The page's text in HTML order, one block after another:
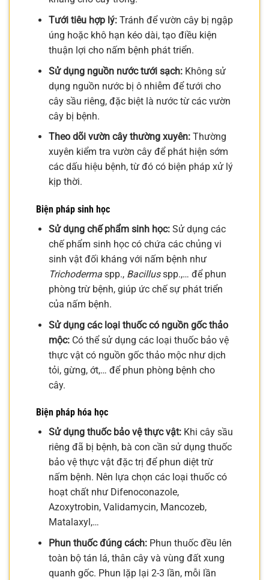
Tưới tiêu hợp lý:Tránh để vườn cây bị ngập
úng hoặc khô hạn kéo dài, tạo điều kiện
thuận lợi cho nấm bệnh phát triển.
Sử dụng nguồn nước tưới sạch:Không sử
dụng nguồn nước bị ô nhiễm để tưới cho
cây sầu riêng, đặc biệt là nước từ các vườn
cây bị bệnh.
Theo dõi vườn cây thường xuyên:Thường
xuyên kiểm tra vườn cây để phát hiện sớm
các dấu hiệu bệnh, từ đó có biện pháp xử lý
kịp thời.
Biện pháp sinh học
Sử dụng chế phẩm sinh học:Sử dụng các
chế phẩm sinh học có chứa các chủng vi
sinh vật đối kháng với nấm bệnh như
Trichodermaspp., Bacillusspp.,… để phun
phòng trừ bệnh, giúp ức chế sự phát triển
của nấm bệnh.
Sử dụng các loại thuốc có nguồn gốc thảo
mộc:Có thể sử dụng các loại thuốc bảo vệ
thực vật có nguồn gốc thảo mộc như dịch
tỏi, gừng, ớt,… để phun phòng bệnh cho
cây.
Biện pháp hóa học
Sử dụng thuốc bảo vệ thực vật:Khi cây sầu
riêng đã bị bệnh, bà con cần sử dụng thuốc
bảo vệ thực vật đặc trị để phun diệt trừ
nấm bệnh. Nên lựa chọn các loại thuốc có
hoạt chất như Difenoconazole,
Azoxytrobin, Validamycin, Mancozeb,
Matalaxyl,…
Phun thuốc đúng cách:Phun thuốc đều lên
toàn bộ tán lá, thân cây và vùng đất xung
quanh gốc. Phun lặp lại 2-3 lần, mỗi lần